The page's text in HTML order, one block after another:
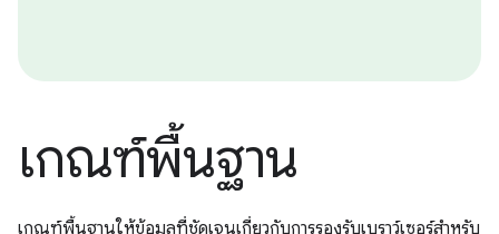
เกณฑ์พื้นฐาน
เกณฑ์พื้นฐานให้ข้อมูลที่ชัดเจนเกี่ยวกับการรองรับเบราว์เซอร์สำหรับ